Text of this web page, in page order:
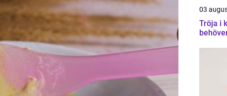
03
Tröja i